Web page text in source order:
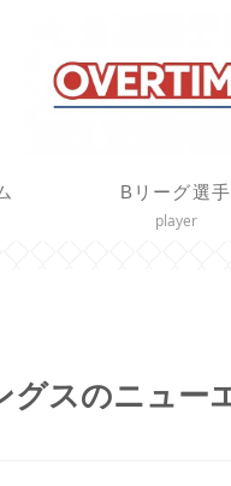
Bリーグ選手
player
グスのニュー